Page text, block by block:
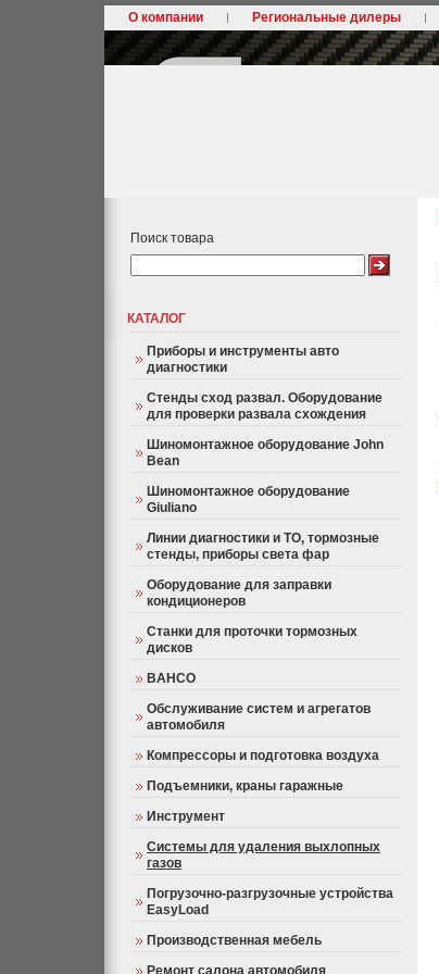
О компании Региональные дилеры
Поиск товара
КАТАЛОГ
Приборы и инструменты авто
диагностики
Стенды сход развал. Оборудование
для проверки развала схождения
Шиномонтажное оборудование John
Bean
Шиномонтажное оборудование
Giuliano
Линии диагностики и ТО, тормозные
стенды, приборы света фар
Оборудование для заправки
кондиционеров
Станки для проточки тормозных
дисков
BAHCO
Обслуживание систем и агрегатов
автомобиля
Компрессоры и подготовка воздуха
Подъемники, краны гаражные
Инструмент
Системы для удаления выхлопных
газов
Погрузочно-разгрузочные устройства
EasyLoad
Производственная мебель
Ремонт салона автомобиля